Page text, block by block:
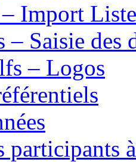
Import
– Saisie des
– Logos
participants